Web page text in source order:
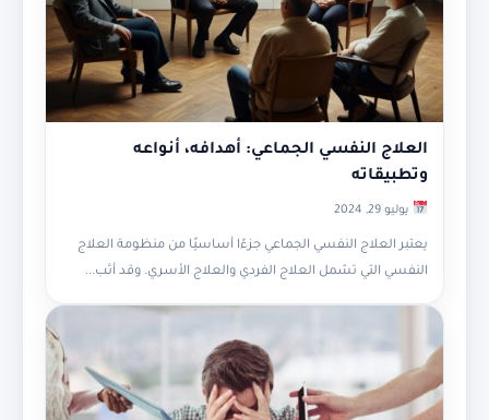
العلاج النفسي الجماعي: أهدافه، أنواعه
وتطبيقاته
يوليو 29, 2024
يعتبر العلاج النفسي الجماعي جزءًا أساسيًا من منظومة العلاج
النفسي التي تشمل العلاج الفردي والعلاج الأسري. وقد أثب...